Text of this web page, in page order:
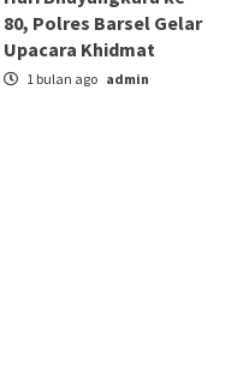
80, Polres Barsel Gelar
Upacara Khidmat
1 bulan ago admin